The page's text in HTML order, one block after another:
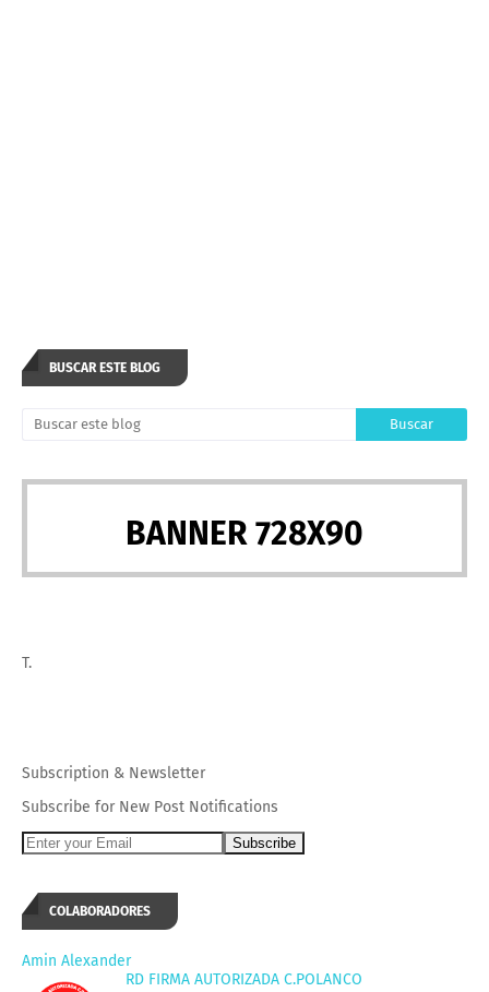
BUSCAR ESTE BLOG
BANNER 728X90
T.
Subscription & Newsletter
Subscribe for New Post Notifications
COLABORADORES
Amin Alexander
RD FIRMA AUTORIZADA C.POLANCO